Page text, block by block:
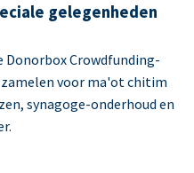
gelegenheden
Donorbox Crowdfunding-
voor ma'ot chitim
synagoge-onderhoud en